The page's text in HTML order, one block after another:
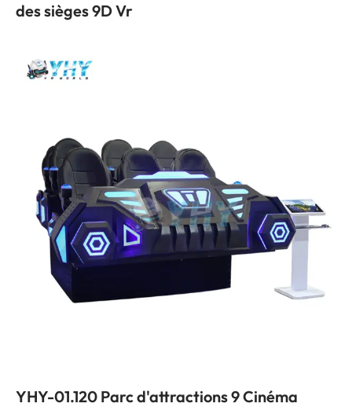
des sièges 9D Vr
YHY-01.120 Parc d'attractions 9 Cinéma